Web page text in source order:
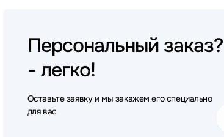
Персональный заказ?
- легко!
Оставьте заявку и мы закажем его специально
для вас